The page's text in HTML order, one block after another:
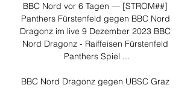
BBC Nord vor 6 Tagen — [STROM##]
Panthers Fürstenfeld gegen BBC Nord
Dragonz im live 9 Dezember 2023 BBC
Nord Dragonz - Raiffeisen Fürstenfeld
Panthers Spiel ...
BBC Nord Dragonz gegen UBSC Graz